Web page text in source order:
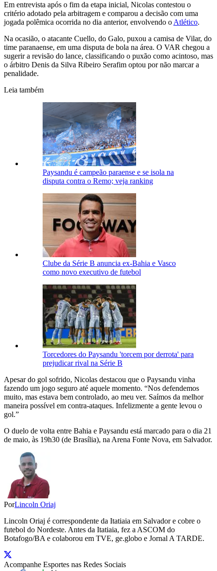
Em entrevista após o fim da etapa inicial, Nicolas contestou o
critério adotado pela arbitragem e comparou a decisão com uma
jogada polêmica ocorrida no dia anterior, envolvendo o Atlético.
Na ocasião, o atacante Cuello, do Galo, puxou a camisa de Vilar, do
time paranaense, em uma disputa de bola na área. O VAR chegou a
sugerir a revisão do lance, classificando o puxão como acintoso, mas
o árbitro Denis da Silva Ribeiro Serafim optou por não marcar a
penalidade.
Leia também
Paysandu é campeão paraense e se isola na
disputa contra o Remo; veja ranking
Clube da Série B anuncia ex-Bahia e Vasco
como novo executivo de futebol
Torcedores do Paysandu 'torcem por derrota' para
prejudicar rival na Série B
Apesar do gol sofrido, Nicolas destacou que o Paysandu vinha
fazendo um jogo seguro até aquele momento. “Nos defendemos
muito, mas estava bem controlado, ao meu ver. Saímos da melhor
maneira possível em contra-ataques. Infelizmente a gente levou o
gol.”
O duelo de volta entre Bahia e Paysandu está marcado para o dia 21
de maio, às 19h30 (de Brasília), na Arena Fonte Nova, em Salvador.
PorLincoln Oriaj
Lincoln Oriaj é correspondente da Itatiaia em Salvador e cobre o
futebol do Nordeste. Antes da Itatiaia, fez a ASCOM do
Botafogo/BA e colaborou em TVE, ge.globo e Jornal A TARDE.
Acompanhe Esportes nas Redes Sociais